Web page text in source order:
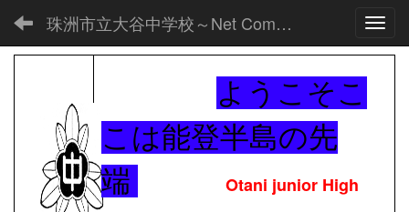
珠洲市立大谷中学校～Net Commons～
ようこそこ
こは能登半島の先
端
Otani junior High